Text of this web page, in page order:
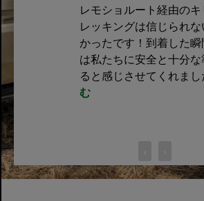
レモショルート経由の
レッキングは信じられ
かったです！到着した
は私たちに安全と十分
ると感じさせてくれまし
む